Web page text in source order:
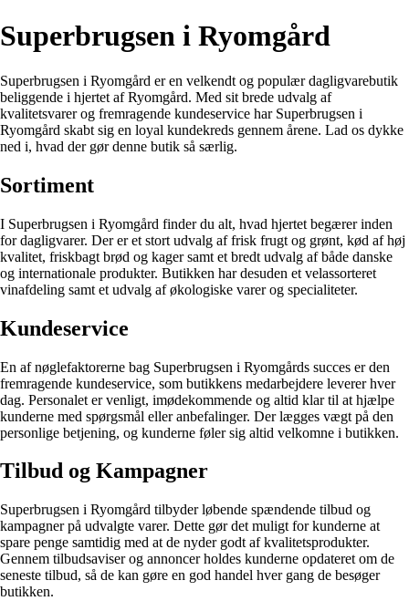
Superbrugsen i Ryomgård
Superbrugsen i Ryomgård er en velkendt og populær dagligvarebutik
beliggende i hjertet af Ryomgård. Med sit brede udvalg af
kvalitetsvarer og fremragende kundeservice har Superbrugsen i
Ryomgård skabt sig en loyal kundekreds gennem årene. Lad os dykke
ned i, hvad der gør denne butik så særlig.
Sortiment
I Superbrugsen i Ryomgård finder du alt, hvad hjertet begærer inden
for dagligvarer. Der er et stort udvalg af frisk frugt og grønt, kød af høj
kvalitet, friskbagt brød og kager samt et bredt udvalg af både danske
og internationale produkter. Butikken har desuden et velassorteret
vinafdeling samt et udvalg af økologiske varer og specialiteter.
Kundeservice
En af nøglefaktorerne bag Superbrugsen i Ryomgårds succes er den
fremragende kundeservice, som butikkens medarbejdere leverer hver
dag. Personalet er venligt, imødekommende og altid klar til at hjælpe
kunderne med spørgsmål eller anbefalinger. Der lægges vægt på den
personlige betjening, og kunderne føler sig altid velkomne i butikken.
Tilbud og Kampagner
Superbrugsen i Ryomgård tilbyder løbende spændende tilbud og
kampagner på udvalgte varer. Dette gør det muligt for kunderne at
spare penge samtidig med at de nyder godt af kvalitetsprodukter.
Gennem tilbudsaviser og annoncer holdes kunderne opdateret om de
seneste tilbud, så de kan gøre en god handel hver gang de besøger
butikken.